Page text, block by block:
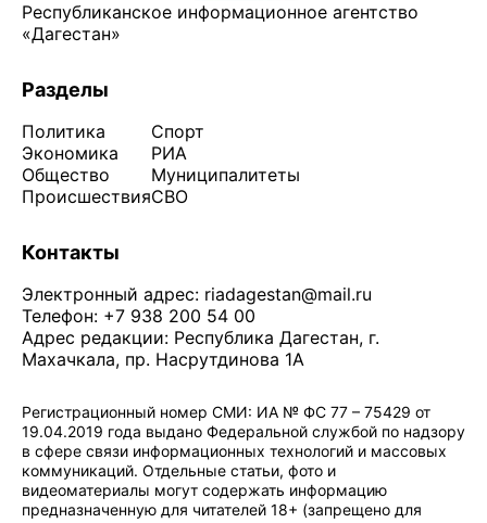
Республиканское информационное агентство
«Дагестан»
Разделы
Политика
Экономика
Общество
Происшествия
Спорт
РИА
Муниципалитеты
СВО
Контакты
Электронный адрес: riadagestan@mail.ru
Телефон: +7 938 200 54 00
Адрес редакции: Республика Дагестан, г.
Махачкала, пр. Насрутдинова 1А
Регистрационный номер СМИ: ИА № ФС 77 – 75429 от
19.04.2019 года выдано Федеральной службой по надзору
в сфере связи информационных технологий и массовых
коммуникаций. Отдельные статьи, фото и
видеоматериалы могут содержать информацию
предназначенную для читателей 18+ (запрещено для